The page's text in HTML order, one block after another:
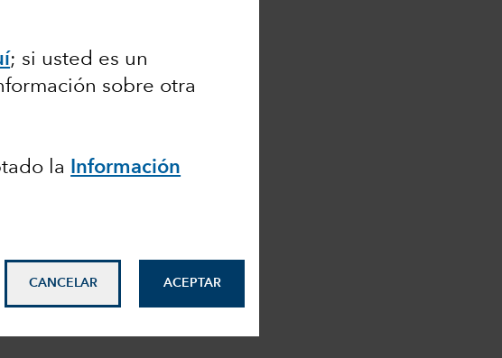
; si usted es un
sobre otra
la
Información
CANCELAR ACEPTAR